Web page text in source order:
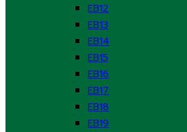
EB12
EB13
EB14
EB15
EB16
EB17
EB18
EB19